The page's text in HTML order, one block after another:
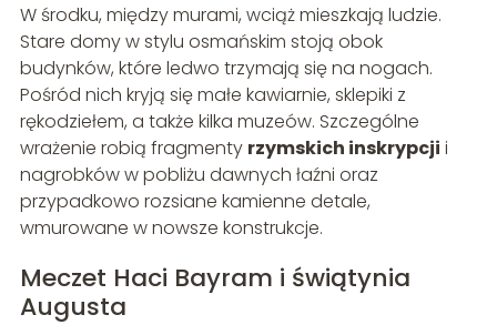
W środku, między murami, wciąż mieszkają ludzie.
Stare domy w stylu osmańskim stoją obok
budynków, które ledwo trzymają się na nogach.
Pośród nich kryją się małe kawiarnie, sklepiki z
rękodziełem, a także kilka muzeów. Szczególne
wrażenie robią fragmenty rzymskich inskrypcji i
nagrobków w pobliżu dawnych łaźni oraz
przypadkowo rozsiane kamienne detale,
wmurowane w nowsze konstrukcje.
Meczet Haci Bayram i świątynia
Augusta